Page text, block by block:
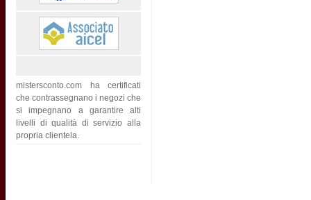
mistersconto.com ha certificati
che contrassegnano i negozi che
si impegnano a garantire alti
livelli di qualità di servizio alla
propria clientela.